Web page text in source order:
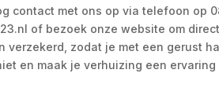
contact met ons op via telefoon op
of bezoek onze website om direct
verzekerd, zodat je met een gerust
en maak je verhuizing een